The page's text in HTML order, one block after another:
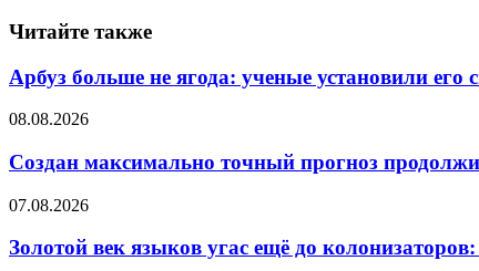
Читайте также
Арбуз больше не ягода: ученые установили его
08.08.2026
Создан максимально точный прогноз
07.08.2026
Золотой век языков угас ещё до